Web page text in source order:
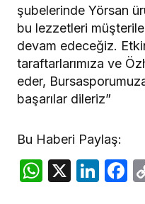
şubelerinde Yörsan
bu lezzetleri
devam edeceğiz.
taraftarlarımıza ve
eder,
başarılar dileriz”
Bu Haberi Paylaş:
X